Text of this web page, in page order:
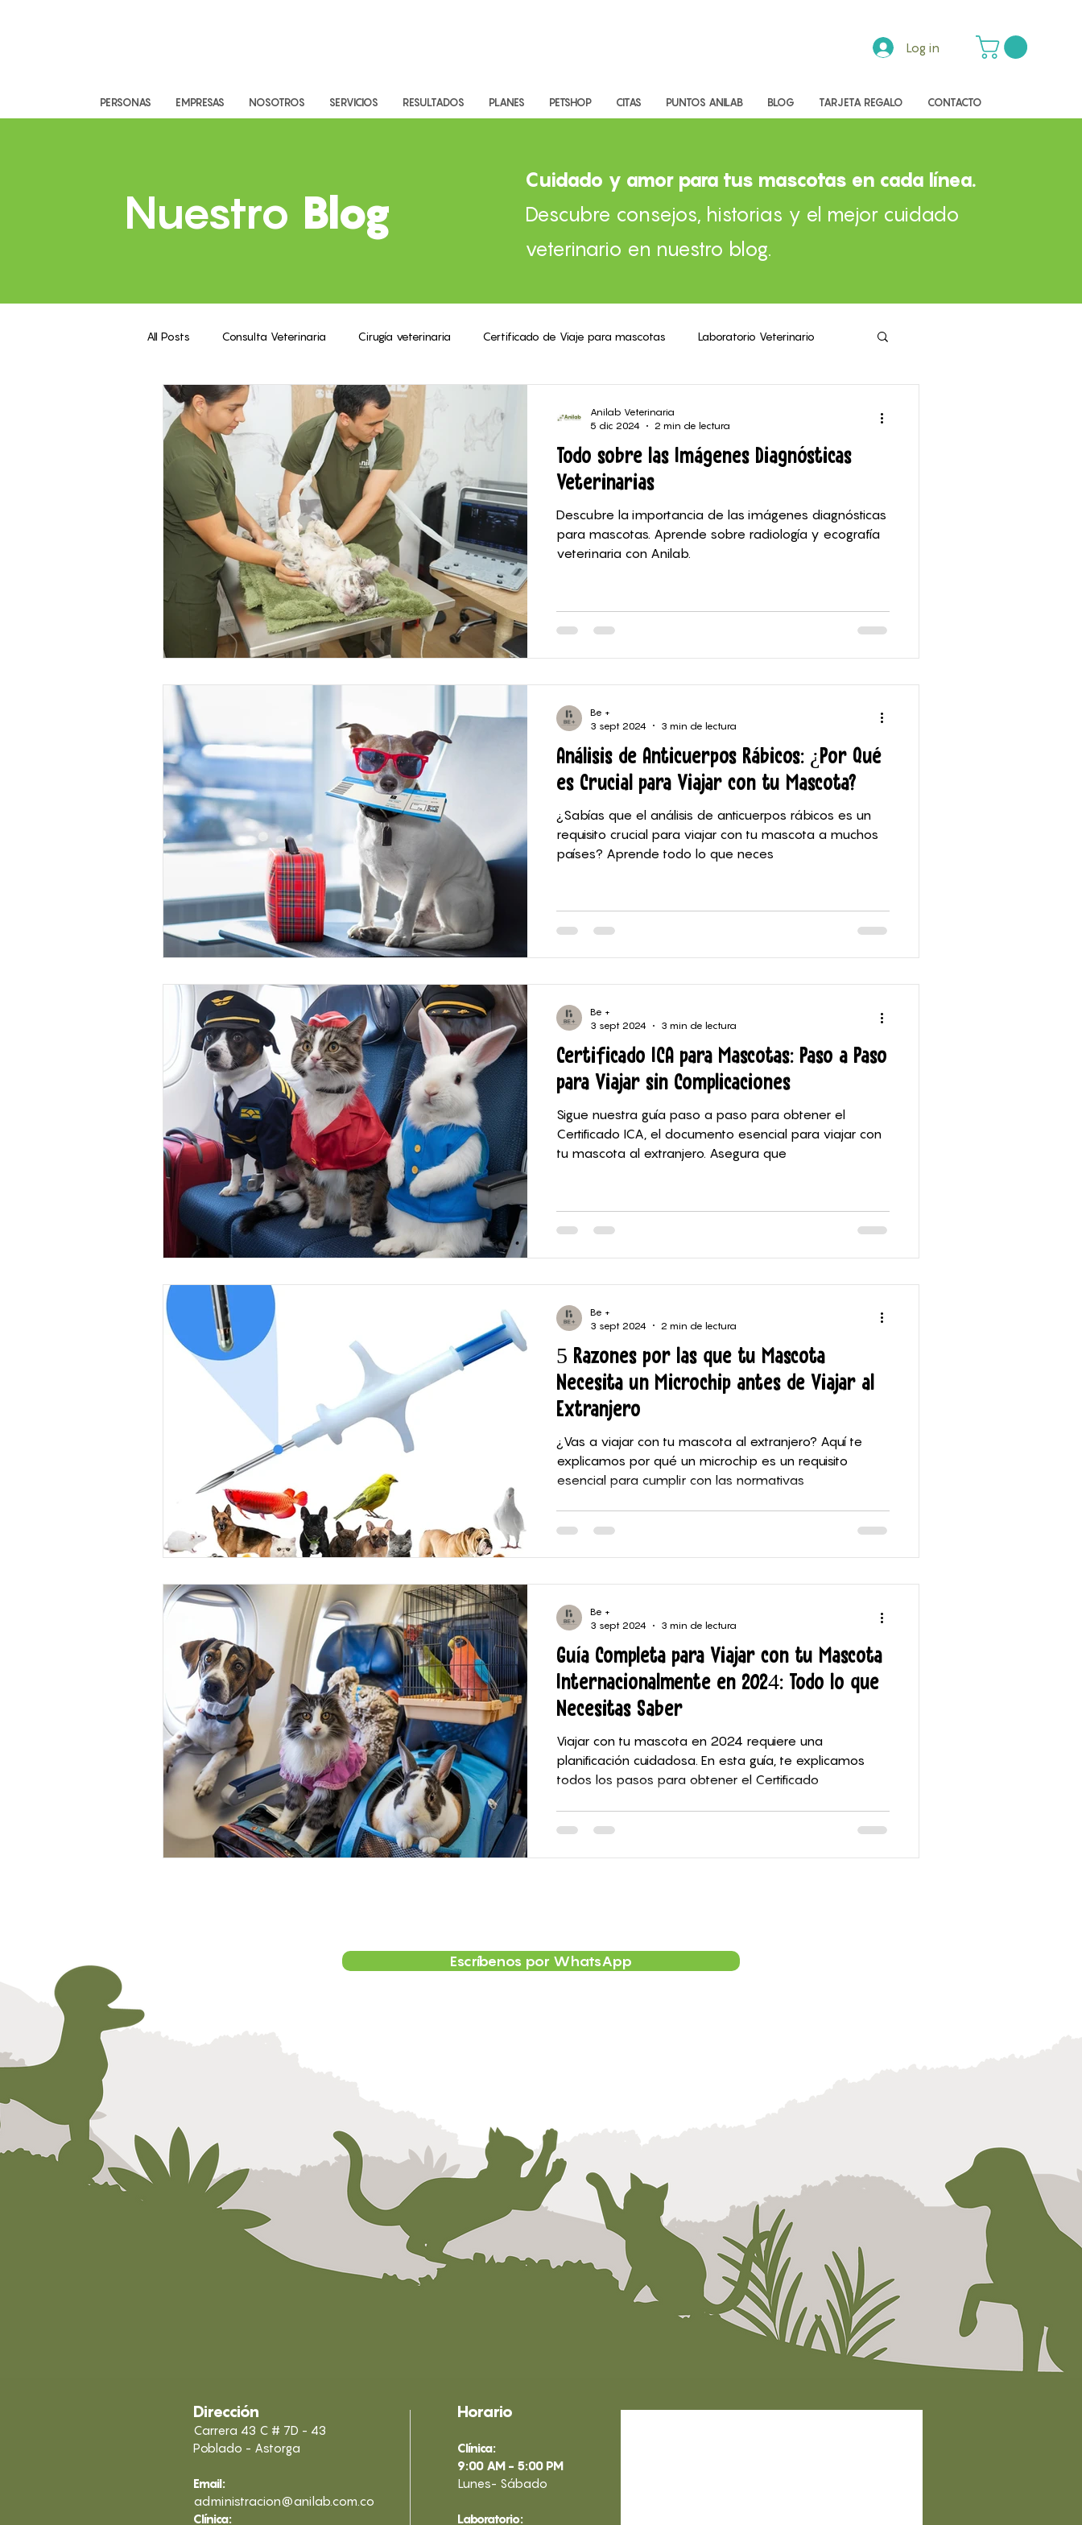
Log in
PERSONAS EMPRESAS NOSOTROS SERVICIOS RESULTADOS PLANES PETSHOP CITAS PUNTOS ANILAB BLOG TARJETA REGALO CONTACTO
Nuestro Blog
Cuidado y amor para tus mascotas en cada línea.
Descubre consejos, historias y el mejor cuidado
veterinario en nuestro blog.
All Posts Consulta Veterinaria Cirugía veterinaria Certificado de Viaje para mascotas Laboratorio Veterinario
Imágenes Diagnósticas Odontología Veterinaria
Todo sobre las Imágenes Diagnósticas
Veterinarias
Descubre la importancia de las imágenes diagnósticas
para mascotas. Aprende sobre radiología y ecografía
veterinaria con Anilab.
Anilab Veterinaria
5 dic 2024
2 min de lectura
Análisis de Anticuerpos Rábicos: ¿Por Qué
es Crucial para Viajar con tu Mascota?
¿Sabías que el análisis de anticuerpos rábicos es un
requisito crucial para viajar con tu mascota a muchos
países? Aprende todo lo que neces
Be +
3 sept 2024
3 min de lectura
Certificado ICA para Mascotas: Paso a Paso
para Viajar sin Complicaciones
Sigue nuestra guía paso a paso para obtener el
Certificado ICA, el documento esencial para viajar con
tu mascota al extranjero. Asegura que
Be +
3 sept 2024
3 min de lectura
5 Razones por las que tu Mascota
Necesita un Microchip antes de Viajar al
Extranjero
¿Vas a viajar con tu mascota al extranjero? Aquí te
explicamos por qué un microchip es un requisito
esencial para cumplir con las normativas
Be +
3 sept 2024
2 min de lectura
Guía Completa para Viajar con tu Mascota
Internacionalmente en 2024: Todo lo que
Necesitas Saber
Viajar con tu mascota en 2024 requiere una
planificación cuidadosa. En esta guía, te explicamos
todos los pasos para obtener el Certificado
Be +
3 sept 2024
3 min de lectura
Escríbenos por WhatsApp
Dirección
Carrera 43 C # 7D - 43
Poblado - Astorga
Email:
administracion@anilab.com.co
Clínica:
Horario
Clínica:
9:00 AM - 5:00 PM
Lunes- Sábado
Laboratorio: